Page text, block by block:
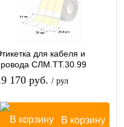
для кабеля и
СЛМ.ТТ.30.99
170 руб. / рул
В корзину